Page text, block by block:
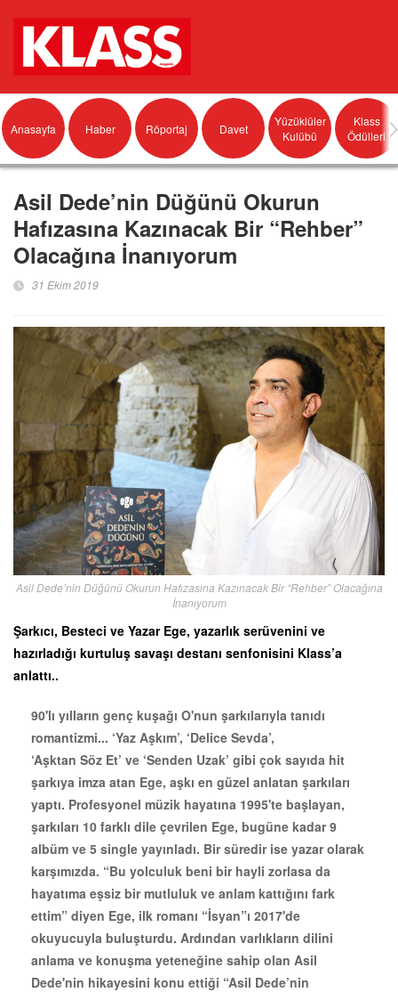
Anasayfa Haber Röportaj Davet
Yüzüklüler
Kulübü
Klass
Ödülleri
Asil Dede’nin Düğünü Okurun
Hafızasına Kazınacak Bir “Rehber”
Olacağına İnanıyorum
31 Ekim 2019
Asil Dede’nin Düğünü Okurun Hafızasına Kazınacak Bir “Rehber” Olacağına
İnanıyorum
Şarkıcı, Besteci ve Yazar Ege, yazarlık serüvenini ve
hazırladığı kurtuluş savaşı destanı senfonisini Klass’a
anlattı..
90'lı yılların genç kuşağı O'nun şarkılarıyla tanıdı
romantizmi... ‘Yaz Aşkım’, ‘Delice Sevda’,
‘Aşktan Söz Et’ ve ‘Senden Uzak’ gibi çok sayıda hit
şarkıya imza atan Ege, aşkı en güzel anlatan şarkıları
yaptı. Profesyonel müzik hayatına 1995'te başlayan,
şarkıları 10 farklı dile çevrilen Ege, bugüne kadar 9
albüm ve 5 single yayınladı. Bir süredir ise yazar olarak
karşımızda. “Bu yolculuk beni bir hayli zorlasa da
hayatıma eşsiz bir mutluluk ve anlam kattığını fark
ettim” diyen Ege, ilk romanı “İsyan”ı 2017'de
okuyucuyla buluşturdu. Ardından varlıkların dilini
anlama ve konuşma yeteneğine sahip olan Asil
Dede'nin hikayesini konu ettiği “Asil Dede’nin